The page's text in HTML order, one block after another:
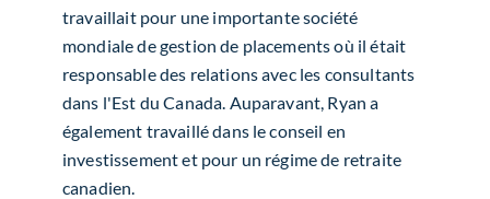
travaillait pour une importante société
mondiale de gestion de placements où il était
responsable des relations avec les consultants
dans l'Est du Canada. Auparavant, Ryan a
également travaillé dans le conseil en
investissement et pour un régime de retraite
canadien.